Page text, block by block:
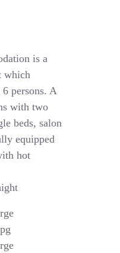
is a
which
persons. A
with two
beds, salon
equipped
hot